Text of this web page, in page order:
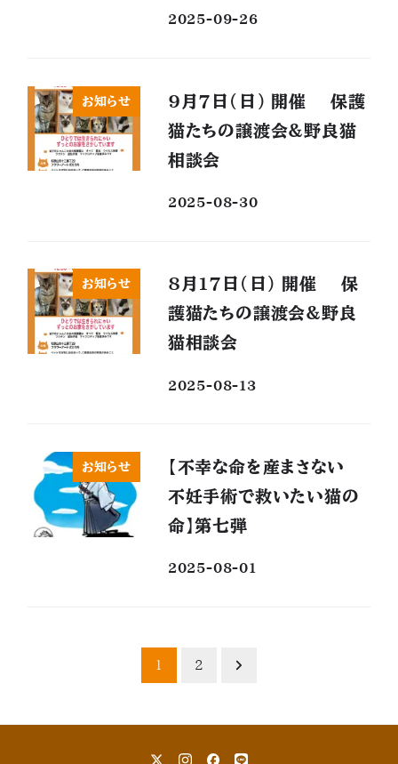
2025-09-26
お知らせ
9月7日(日) 開催 保護
猫たちの譲渡会&野良猫
相談会
2025-08-30
お知らせ
8月17日(日) 開催 保
護猫たちの譲渡会&野良
猫相談会
2025-08-13
お知らせ
【不幸な命を産まさない
不妊手術で救いたい猫の
命】第七弾
2025-08-01
ナ
1 2
Instagram
Facebook
LINE